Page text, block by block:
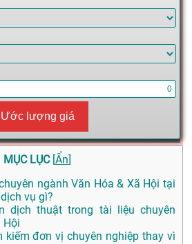
Ước lượng giá
MỤC LỤC [Ẩn]
ngành Văn Hóa & Xã Hội tại
vụ gì?
dịch thuật trong tài liệu chuyên
Hội
kiếm đơn vị chuyên nghiệp thay vì